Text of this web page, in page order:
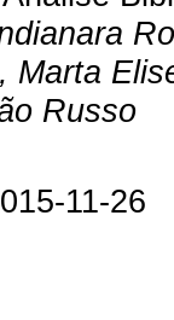
Marta
Russo
11-26